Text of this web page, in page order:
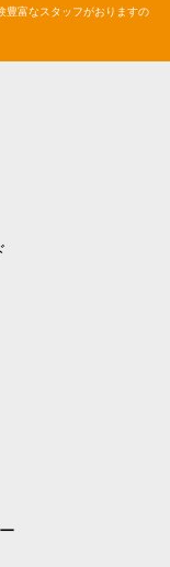
豊富なスタッフがおりますの